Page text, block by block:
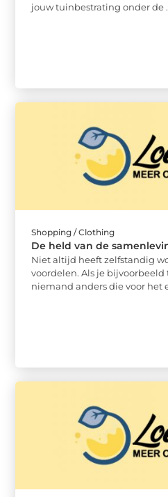
jouw tuinbestrating onder de
Shopping / Clothing
De held van de
Niet altijd heeft zelfstandig
voordelen. Als je bijvoorbeeld
niemand anders die voor het